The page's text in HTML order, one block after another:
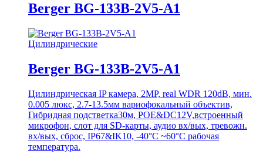
Berger BG-133B-2V5-A1
Цилиндрические
Berger BG-133B-2V5-A1
Цилиндрическая IP камера, 2MP, real WDR 120dB, мин.
0.005 люкс, 2.7-13.5мм вариофокальный объектив,
Гибридная подстветка30м, POE&DC12V,встроенный
микрофон, слот для SD-карты, аудио вх/вых, тревожн.
вх/вых, сброс, IP67&IK10, -40°C ~60°C рабочая
температура.